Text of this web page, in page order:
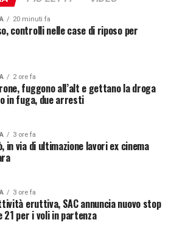
20 minuti fa
controlli nelle case di riposo per
2 ore fa
fuggono all’alt e gettano la droga
in fuga, due arresti
3 ore fa
in via di ultimazione lavori ex cinema
3 ore fa
eruttiva, SAC annuncia nuovo stop
21 per i voli in partenza